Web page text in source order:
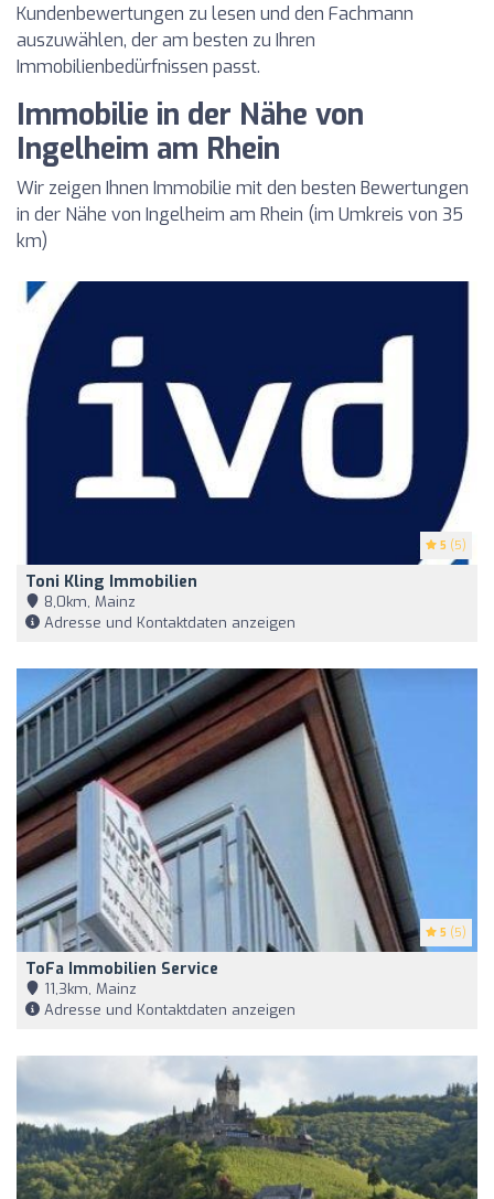
Kundenbewertungen zu lesen und den Fachmann
auszuwählen, der am besten zu Ihren
Immobilienbedürfnissen passt.
Immobilie in der Nähe von
Ingelheim am Rhein
Wir zeigen Ihnen Immobilie mit den besten Bewertungen
in der Nähe von Ingelheim am Rhein (im Umkreis von 35
km)
5 (5)
Toni Kling Immobilien
8,0km, Mainz
Adresse und Kontaktdaten anzeigen
5 (5)
ToFa Immobilien Service
11,3km, Mainz
Adresse und Kontaktdaten anzeigen